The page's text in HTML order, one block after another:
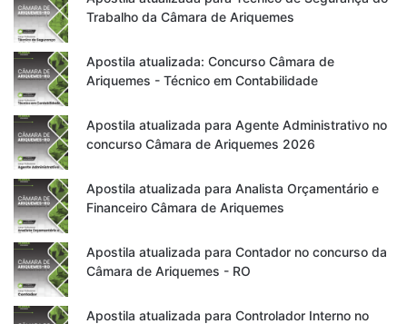
Trabalho da Câmara de Ariquemes
Apostila atualizada: Concurso Câmara de
Ariquemes - Técnico em Contabilidade
Apostila atualizada para Agente Administrativo no
concurso Câmara de Ariquemes 2026
Apostila atualizada para Analista Orçamentário e
Financeiro Câmara de Ariquemes
Apostila atualizada para Contador no concurso da
Câmara de Ariquemes - RO
Apostila atualizada para Controlador Interno no